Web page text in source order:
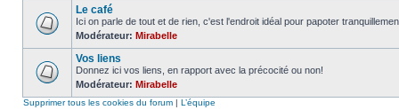
Le café
Ici on parle de tout et de rien, c'est l'endroit idéal pour papoter
Modérateur: Mirabelle
Vos liens
Donnez ici vos liens, en rapport avec la précocité ou non!
Modérateur: Mirabelle
Supprimer tous les cookies du forum | L’équipe